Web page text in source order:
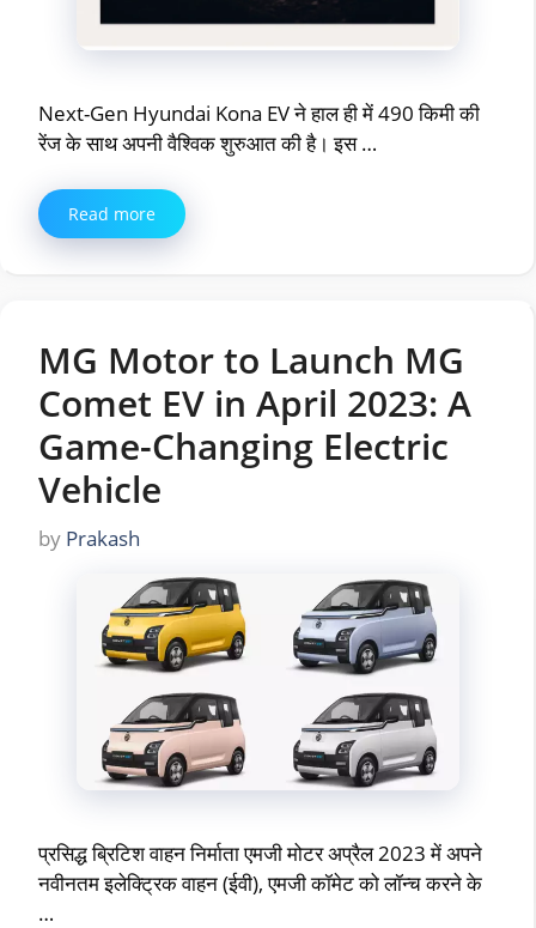
Next-Gen Hyundai Kona EV ने हाल ही में 490 किमी की
रेंज के साथ अपनी वैश्विक शुरुआत की है। इस …
Read more
MG Motor to Launch MG
Comet EV in April 2023: A
Game-Changing Electric
Vehicle
by Prakash
प्रसिद्ध ब्रिटिश वाहन निर्माता एमजी मोटर अप्रैल 2023 में अपने
नवीनतम इलेक्ट्रिक वाहन (ईवी), एमजी कॉमेट को लॉन्च करने के
…